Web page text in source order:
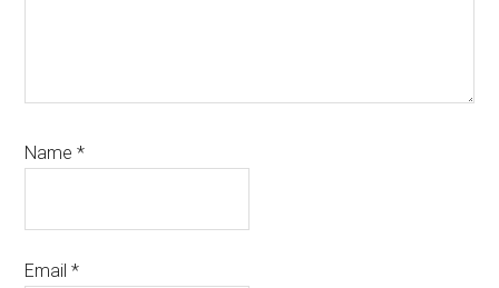
Name*
Email*